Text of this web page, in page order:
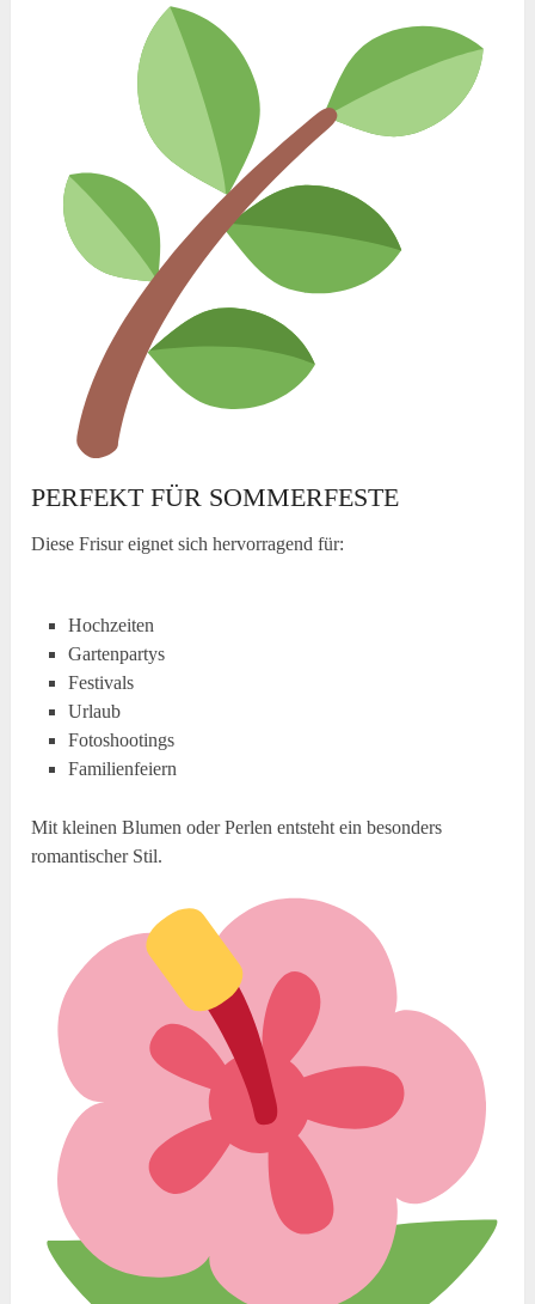
PERFEKT FÜR SOMMERFESTE
Diese Frisur eignet sich hervorragend für:
Hochzeiten
Gartenpartys
Festivals
Urlaub
Fotoshootings
Familienfeiern
Mit kleinen Blumen oder Perlen entsteht ein besonders
romantischer Stil.